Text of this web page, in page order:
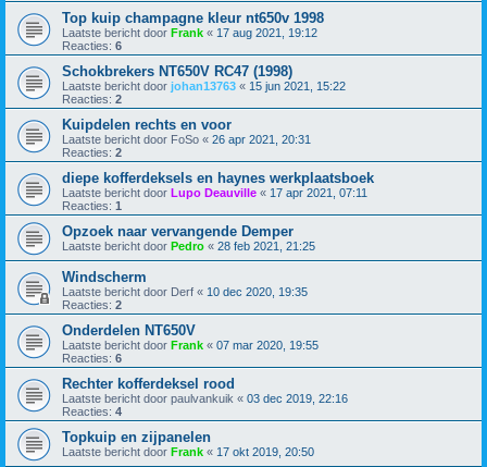
Top kuip champagne kleur nt650v 1998
Laatste bericht door Frank « 17 aug 2021, 19:12
Reacties: 6
Schokbrekers NT650V RC47 (1998)
Laatste bericht door johan13763 « 15 jun 2021, 15:22
Reacties: 2
Kuipdelen rechts en voor
Laatste bericht door FoSo « 26 apr 2021, 20:31
Reacties: 2
diepe kofferdeksels en haynes werkplaatsboek
Laatste bericht door Lupo Deauville « 17 apr 2021, 07:11
Reacties: 1
Opzoek naar vervangende Demper
Laatste bericht door Pedro « 28 feb 2021, 21:25
Windscherm
Laatste bericht door Derf « 10 dec 2020, 19:35
Reacties: 2
Onderdelen NT650V
Laatste bericht door Frank « 07 mar 2020, 19:55
Reacties: 6
Rechter kofferdeksel rood
Laatste bericht door paulvankuik « 03 dec 2019, 22:16
Reacties: 4
Topkuip en zijpanelen
Laatste bericht door Frank « 17 okt 2019, 20:50